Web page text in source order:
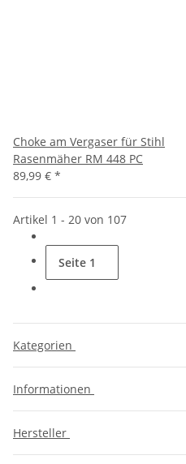
Choke am Vergaser für Stihl
Rasenmäher RM 448 PC
89,99 € *
Artikel 1 - 20 von 107
Seite 1
Kategorien
Informationen
Hersteller